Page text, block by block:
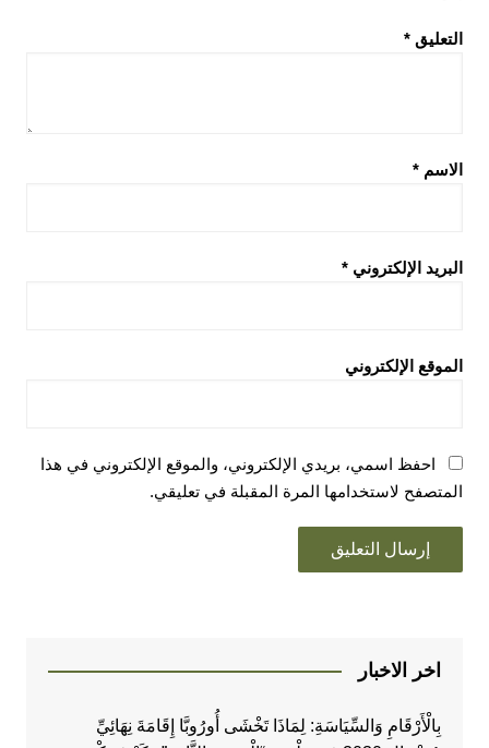
التعليق *
الاسم *
البريد الإلكتروني *
الموقع الإلكتروني
احفظ اسمي، بريدي الإلكتروني، والموقع الإلكتروني في هذا
المتصفح لاستخدامها المرة المقبلة في تعليقي.
اخر الاخبار
بِالْأَرْقَامِ وَالسِّيَاسَةِ: لِمَاذَا تَخْشَى أُورُوبَّا إِقَامَةَ نِهَائِيِّ